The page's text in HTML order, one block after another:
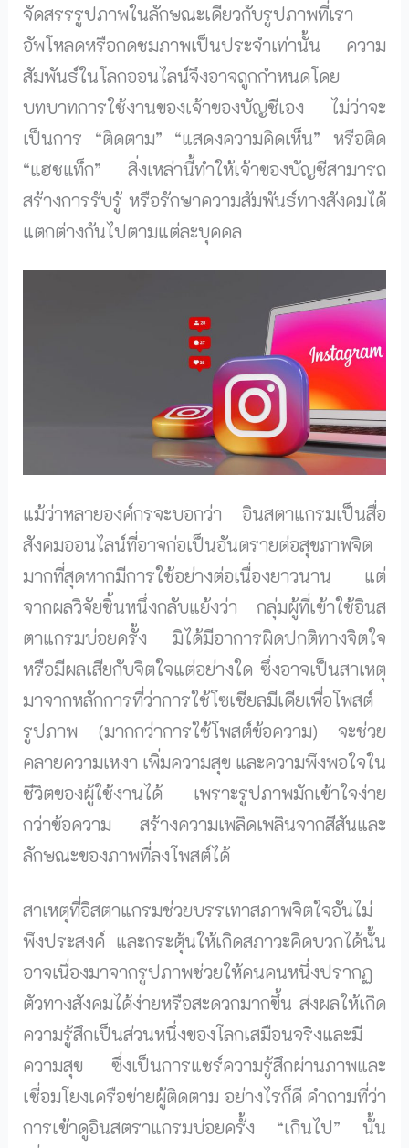
จัดสรรรูปภาพในลักษณะเดียวกับรูปภาพที่เรา
อัพโหลดหรือกดชมภาพเป็นประจำเท่านั้น ความ
สัมพันธ์ในโลกออนไลน์จึงอาจถูกกำหนดโดย
บทบาทการใช้งานของเจ้าของบัญชีเอง ไม่ว่าจะ
เป็นการ “ติดตาม” “แสดงความคิดเห็น” หรือติด
“แฮชแท็ก” สิ่งเหล่านี้ทำให้เจ้าของบัญชีสามารถ
สร้างการรับรู้ หรือรักษาความสัมพันธ์ทางสังคมได้
แตกต่างกันไปตามแต่ละบุคคล
แม้ว่าหลายองค์กรจะบอกว่า อินสตาแกรมเป็นสื่อ
สังคมออนไลน์ที่อาจก่อเป็นอันตรายต่อสุขภาพจิต
มากที่สุดหากมีการใช้อย่างต่อเนื่องยาวนาน แต่
จากผลวิจัยชิ้นหนึ่งกลับแย้งว่า กลุ่มผู้ที่เข้าใช้อินส
ตาแกรมบ่อยครั้ง มิได้มีอาการผิดปกติทางจิตใจ
หรือมีผลเสียกับจิตใจแต่อย่างใด ซึ่งอาจเป็นสาเหตุ
มาจากหลักการที่ว่าการใช้โซเชียลมีเดียเพื่อโพสต์
รูปภาพ (มากกว่าการใช้โพสต์ข้อความ) จะช่วย
คลายความเหงา เพิ่มความสุข และความพึงพอใจใน
ชีวิตของผู้ใช้งานได้ เพราะรูปภาพมักเข้าใจง่าย
กว่าข้อความ สร้างความเพลิดเพลินจากสีสันและ
ลักษณะของภาพที่ลงโพสต์ได้
สาเหตุที่อิสตาแกรมช่วยบรรเทาสภาพจิตใจอันไม่
พึงประสงค์ และกระตุ้นให้เกิดสภาวะคิดบวกได้นั้น
อาจเนื่องมาจากรูปภาพช่วยให้คนคนหนึ่งปรากฏ
ตัวทางสังคมได้ง่ายหรือสะดวกมากขึ้น ส่งผลให้เกิด
ความรู้สึกเป็นส่วนหนึ่งของโลกเสมือนจริงและมี
ความสุข ซึ่งเป็นการแชร์ความรู้สึกผ่านภาพและ
เชื่อมโยงเครือข่ายผู้ติดตาม อย่างไรก็ดี คำถามที่ว่า
การเข้าดูอินสตราแกรมบ่อยครั้ง “เกินไป” นั้น